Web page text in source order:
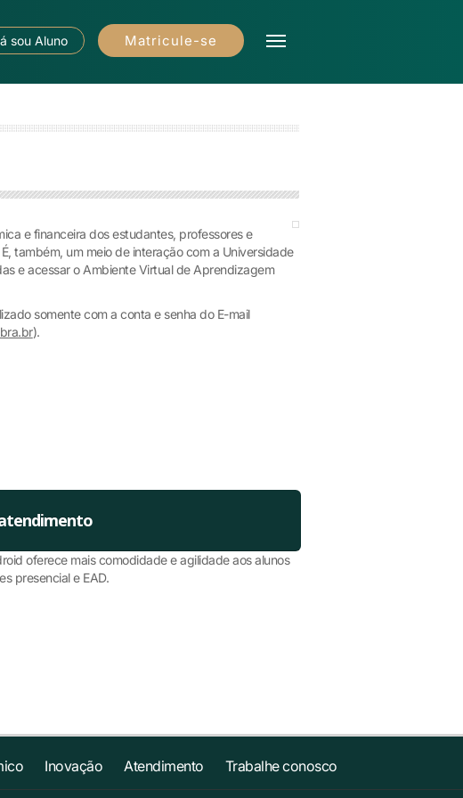
sou Aluno Matricule-se
e financeira dos estudantes, professores e
também, um meio de interação com a Universidade
e acessar o Ambiente Virtual de Aprendizagem
somente com a conta e senha do E-mail
).
oferece mais comodidade e agilidade aos alunos
presencial e EAD.
Inovação Atendimento Trabalhe conosco